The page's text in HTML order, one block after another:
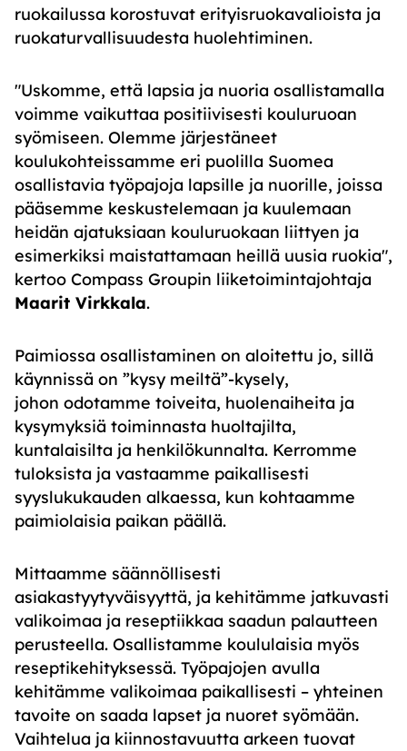
ruokailussa korostuvat erityisruokavalioista ja
ruokaturvallisuudesta huolehtiminen.
"Uskomme, että lapsia ja nuoria osallistamalla
voimme vaikuttaa positiivisesti kouluruoan
syömiseen. Olemme järjestäneet
koulukohteissamme eri puolilla Suomea
osallistavia työpajoja lapsille ja nuorille, joissa
pääsemme keskustelemaan ja kuulemaan
heidän ajatuksiaan kouluruokaan liittyen ja
esimerkiksi maistattamaan heillä uusia ruokia",
kertoo Compass Groupin liiketoimintajohtaja
Maarit Virkkala.
Paimiossa osallistaminen on aloitettu jo, sillä
käynnissä on ”kysy meiltä”-kysely,
johon odotamme toiveita, huolenaiheita ja
kysymyksiä toiminnasta huoltajilta,
kuntalaisilta ja henkilökunnalta. Kerromme
tuloksista ja vastaamme paikallisesti
syyslukukauden alkaessa, kun kohtaamme
paimiolaisia paikan päällä.
Mittaamme säännöllisesti
asiakastyytyväisyyttä, ja kehitämme jatkuvasti
valikoimaa ja reseptiikkaa saadun palautteen
perusteella. Osallistamme koululaisia myös
reseptikehityksessä. Työpajojen avulla
kehitämme valikoimaa paikallisesti – yhteinen
tavoite on saada lapset ja nuoret syömään.
Vaihtelua ja kiinnostavuutta arkeen tuovat